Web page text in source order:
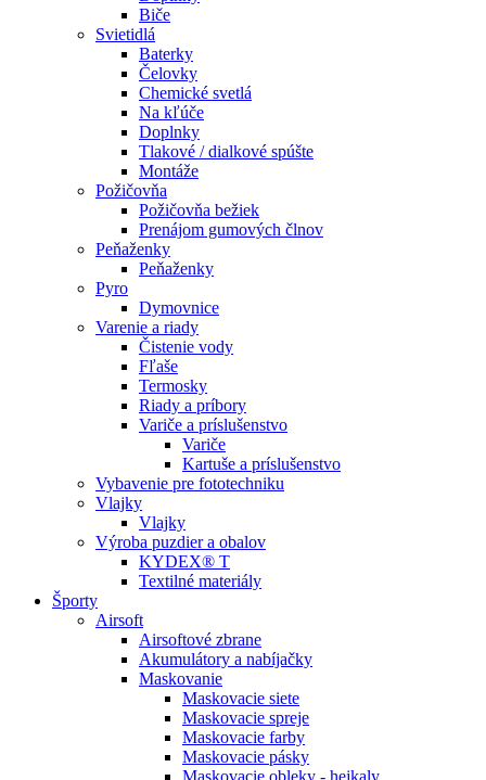
Biče
Svietidlá
Baterky
Čelovky
Chemické svetlá
Na kľúče
Doplnky
Tlakové / dialkové spúšte
Montáže
Požičovňa
Požičovňa bežiek
Prenájom gumových člnov
Peňaženky
Peňaženky
Pyro
Dymovnice
Varenie a riady
Čistenie vody
Fľaše
Termosky
Riady a príbory
Variče a príslušenstvo
Variče
Kartuše a príslušenstvo
Vybavenie pre fototechniku
Vlajky
Vlajky
Výroba puzdier a obalov
KYDEX® T
Textilné materiály
Športy
Airsoft
Airsoftové zbrane
Akumulátory a nabíjačky
Maskovanie
Maskovacie siete
Maskovacie spreje
Maskovacie farby
Maskovacie pásky
Maskovacie obleky - hejkaly